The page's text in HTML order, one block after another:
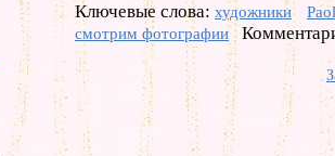
Ключевые слова: художники
смотрим фотографии